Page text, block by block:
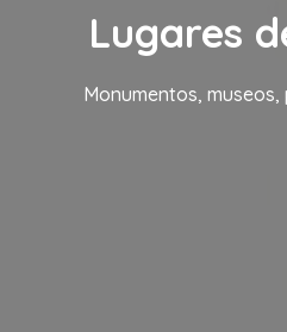
Lugares
Monumentos,